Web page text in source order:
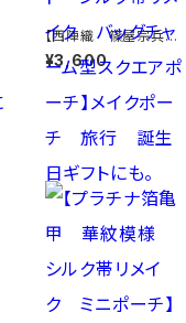
【西陣織 篠屋宗兵衛
謹製 若松模様 ゴー
ルド シルク帯リメイ
クエアポーチ】メイクポ
フトにも。
¥3,600